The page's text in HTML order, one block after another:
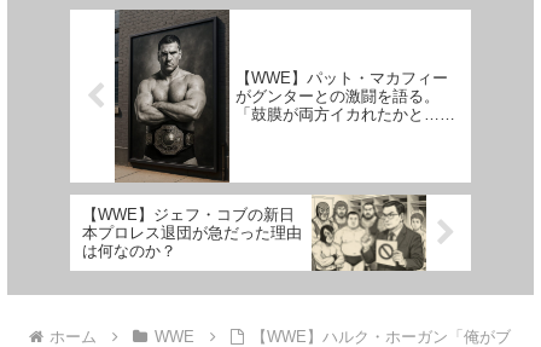
WWEは恐怖で支配される王国
た」という意見もあるといいま...
【WWE】パット・マカフィー
がグンターとの激闘を語る。
「鼓膜が両方イカれたかと…。
【WWE】ジェフ・コブの新日
本プロレス退団が急だった理由
は何なのか？
ホーム WWE
【WWE】ハルク・ホーガン「俺がブ